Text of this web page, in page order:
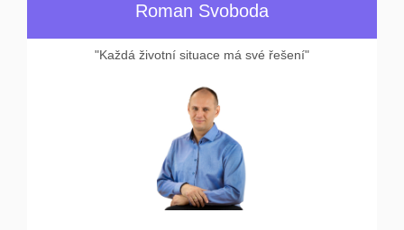
Roman Svoboda
"Každá životní situace má své řešení"